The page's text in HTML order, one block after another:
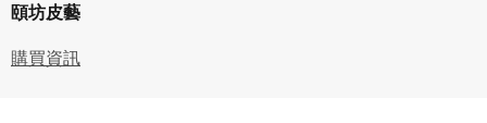
頤坊皮藝
購買資訊